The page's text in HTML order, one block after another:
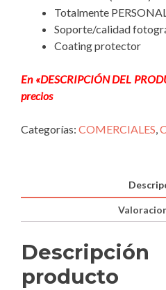
Totalmente
Soporte/calidad
Coating protector
En «DESCRIPCIÓN DEL
precios
Categorías: COMERCIALES
producto